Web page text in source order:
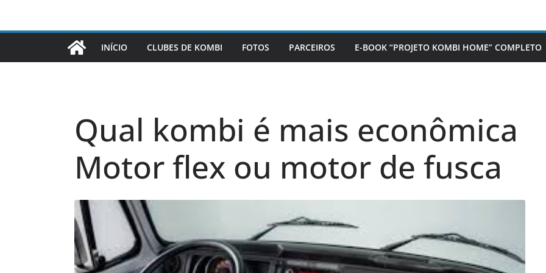
INÍCIO CLUBES DE KOMBI FOTOS PARCEIROS E-BOOK “PROJETO KOMBI HOME” COMPLETO
Qual kombi é mais econômica
Motor flex ou motor de fusca